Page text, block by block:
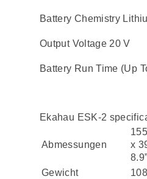
Battery Chemistry
Output Voltage 20 V
Battery Run Time (Up
Ekahau ESK-2
Abmessungen
x
Gewicht